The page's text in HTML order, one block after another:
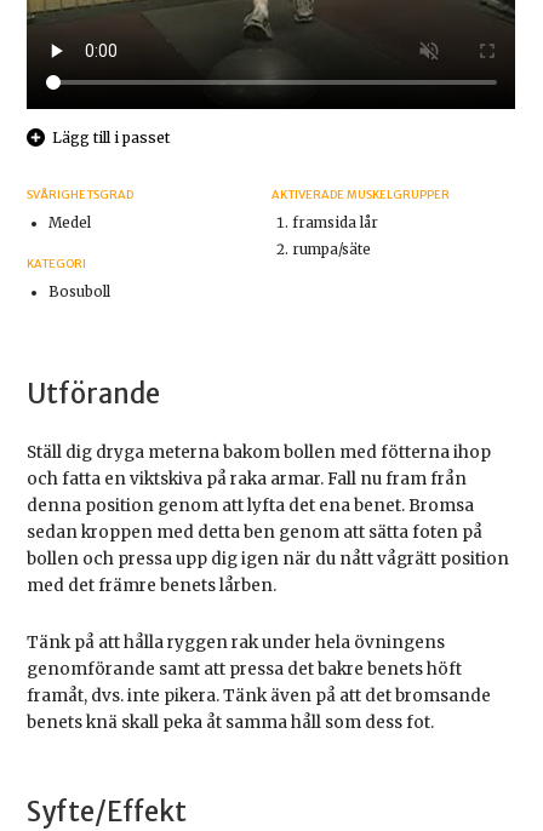
Lägg till i passet
SVÅRIGHETSGRAD
Medel
KATEGORI
Bosuboll
AKTIVERADE MUSKELGRUPPER
framsida lår
rumpa/säte
Utförande
Ställ dig dryga meterna bakom bollen med fötterna ihop
och fatta en viktskiva på raka armar. Fall nu fram från
denna position genom att lyfta det ena benet. Bromsa
sedan kroppen med detta ben genom att sätta foten på
bollen och pressa upp dig igen när du nått vågrätt position
med det främre benets lårben.
Tänk på att hålla ryggen rak under hela övningens
genomförande samt att pressa det bakre benets höft
framåt, dvs. inte pikera. Tänk även på att det bromsande
benets knä skall peka åt samma håll som dess fot.
Syfte/Effekt